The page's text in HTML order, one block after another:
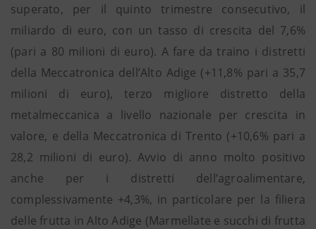
superato, per il quinto trimestre consecutivo, il
miliardo di euro, con un tasso di crescita del 7,6%
(pari a 80 milioni di euro). A fare da traino i distretti
della Meccatronica dell’Alto Adige (+11,8% pari a 35,7
milioni di euro), terzo migliore distretto della
metalmeccanica a livello nazionale per crescita in
valore, e della Meccatronica di Trento (+10,6% pari a
28,2 milioni di euro). Avvio di anno molto positivo
anche per i distretti dell’agroalimentare,
complessivamente +4,3%, in particolare per la filiera
delle frutta in Alto Adige (Marmellate e succhi di frutta